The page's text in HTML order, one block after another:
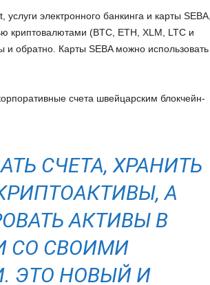
электронного банкинга и карты SEBA,
криптовалютами (BTC, ETH, XLM, LTC и
и обратно. Карты SEBA можно использовать
счета швейцарским блокчейн-
СЧЕТА, ХРАНИТЬ
А
АКТИВЫ В
СО СВОИМИ
ЭТО НОВЫЙ И